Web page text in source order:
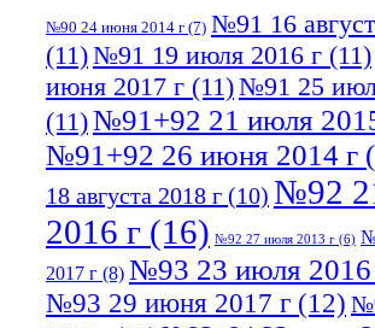
№90 24 июня 2014 г (7) №91 16
(11)№91 19 июля 2016 г (11)
июня 2017 г (11)№91 25
(11)№91+92 21 июля
№91+92 26 июня 2014 г
18 августа 2018 г (10) №92
2016 г (16) №92 27 июля 2013 г (6)
2017 г (8) №93 23 июля 2016
№93 29 июня 2017 г (12)